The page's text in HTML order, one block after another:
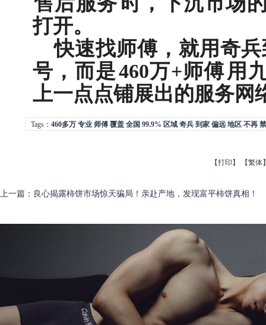
打开。
快速找师傅，就用奇
号，而是460万+师傅用
上一点点铺展出的服务网
Tags： 460多万 专业 师傅 覆盖 全国 99.9% 区域 奇兵 到家 偏远 地区 不再
【打印】 【繁体
上一篇 ： 良心揭露柿饼市场惊天骗局！亲赴产地，发现富平柿饼真相！